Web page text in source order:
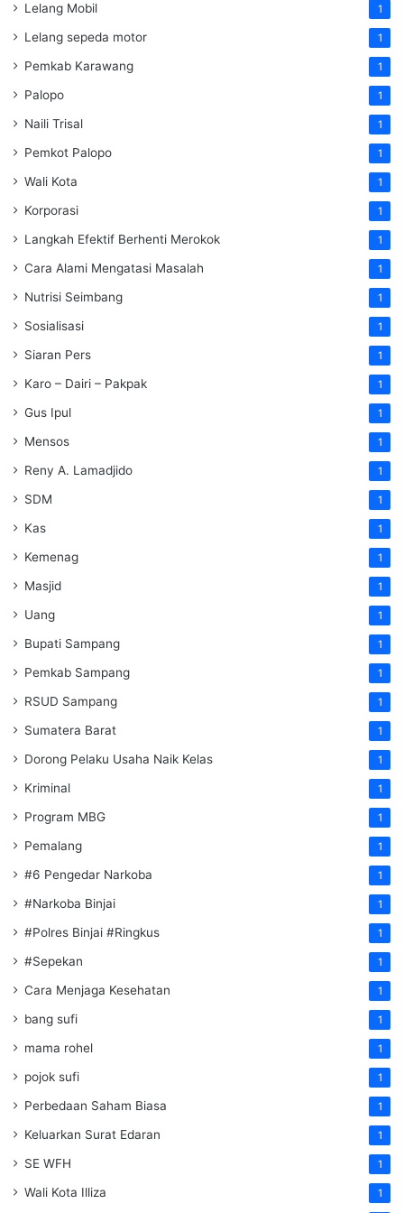
Lelang Mobil 1
Lelang sepeda motor 1
Pemkab Karawang 1
Palopo 1
Naili Trisal 1
Pemkot Palopo 1
Wali Kota 1
Korporasi 1
Langkah Efektif Berhenti Merokok 1
Cara Alami Mengatasi Masalah 1
Nutrisi Seimbang 1
Sosialisasi 1
Siaran Pers 1
Karo – Dairi – Pakpak 1
Gus Ipul 1
Mensos 1
Reny A. Lamadjido 1
SDM 1
Kas 1
Kemenag 1
Masjid 1
Uang 1
Bupati Sampang 1
Pemkab Sampang 1
RSUD Sampang 1
Sumatera Barat 1
Dorong Pelaku Usaha Naik Kelas 1
Kriminal 1
Program MBG 1
Pemalang 1
#6 Pengedar Narkoba 1
#Narkoba Binjai 1
#Polres Binjai #Ringkus 1
#Sepekan 1
Cara Menjaga Kesehatan 1
bang sufi 1
mama rohel 1
pojok sufi 1
Perbedaan Saham Biasa 1
Keluarkan Surat Edaran 1
SE WFH 1
Wali Kota Illiza 1